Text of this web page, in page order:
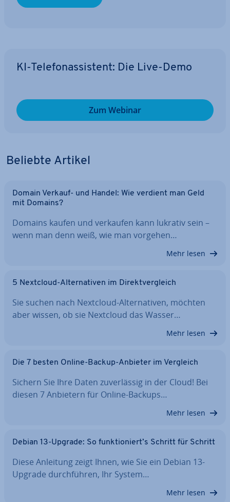
KI-Te­le­fon­as­sis­tent: Die Live-Demo
Zum Webinar
Beliebte Artikel
Domain Verkauf- und Handel: Wie verdient man Geld
mit Domains?
Domains kaufen und verkaufen kann lukrativ sein –
wenn man denn weiß, wie man vorgehen…
Mehr lesen
5 Nextcloud-Al­ter­na­ti­ven im Di­rekt­ver­gleich
Sie suchen nach Nextcloud-Al­ter­na­ti­ven, möchten
aber wissen, ob sie Nextcloud das Wasser…
Mehr lesen
Die 7 besten Online-Backup-Anbieter im Vergleich
Sichern Sie Ihre Daten zu­ver­läs­sig in der Cloud! Bei
diesen 7 Anbietern für Online-Backups…
Mehr lesen
Debian 13-Upgrade: So funk­tio­niert’s Schritt für Schritt
Diese Anleitung zeigt Ihnen, wie Sie ein Debian 13-
Upgrade durch­füh­ren, Ihr System…
Mehr lesen